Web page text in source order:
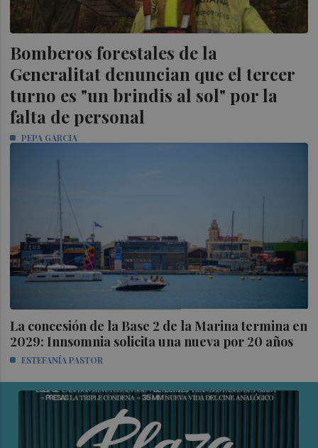
Bomberos forestales de la
Generalitat denuncian que el tercer
turno es "un brindis al sol" por la
falta de personal
PEPA GARCIA
La concesión de la Base 2 de la Marina termina en
2029: Innsomnia solicita una nueva por 20 años
ESTEFANÍA PASTOR